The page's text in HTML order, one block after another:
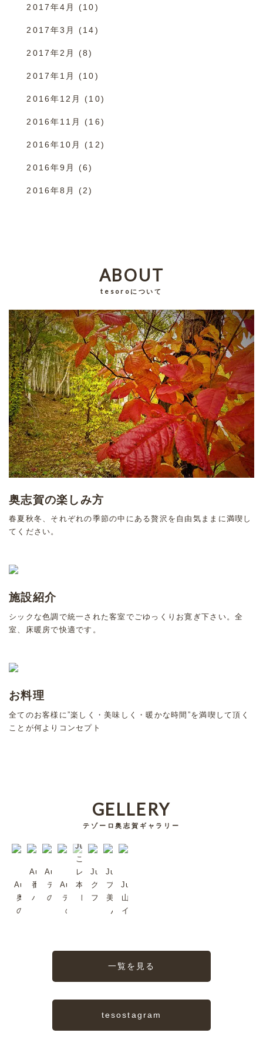
2017年4月 (10)
2017年3月 (14)
2017年2月 (8)
2017年1月 (10)
2016年12月 (10)
2016年11月 (16)
2016年10月 (12)
2016年9月 (6)
2016年8月 (2)
ABOUT
tesoroについて
奥志賀の楽しみ方
春夏秋冬、それぞれの季節の中にある贅沢を自由気ままに満喫し
てください。
施設紹介
シックな色調で統一された客室でごゆっくりお寛ぎ下さい。全
室、床暖房で快適です。
お料理
全てのお客様に”楽しく・美味しく・暖かな時間”を満喫して頂く
ことが何よりコンセプト
GELLERY
テゾーロ奥志賀ギャラリー
Aug/2023
奥志賀森
の音楽堂
Aug/2023
番頭シン
バくんで
Aug/2023
テゾーロ
のジャズ
2
Aug/2023
テゾーロ
のJazz
Jul/2023
これは超
レア。日
本では珍
しいか
Jul/2023
グリーンタ
フを歩いて
みる？
Jul/2023
プラムも
美味しい
んだよ
Jul/2023
山ノ内町
イイね〜
一覧を見る
tesostagram